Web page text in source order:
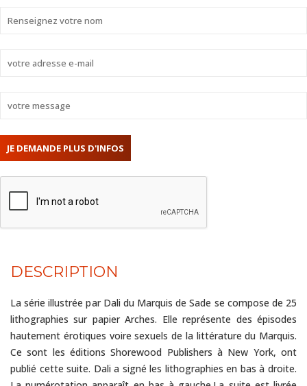
DESCRIPTION
La série illustrée par Dali du Marquis de Sade se compose de 25
lithographies sur papier Arches. Elle représente des épisodes
hautement érotiques voire sexuels de la littérature du Marquis.
Ce sont les éditions Shorewood Publishers à New York, ont
publié cette suite. Dali a signé les lithographies en bas à droite.